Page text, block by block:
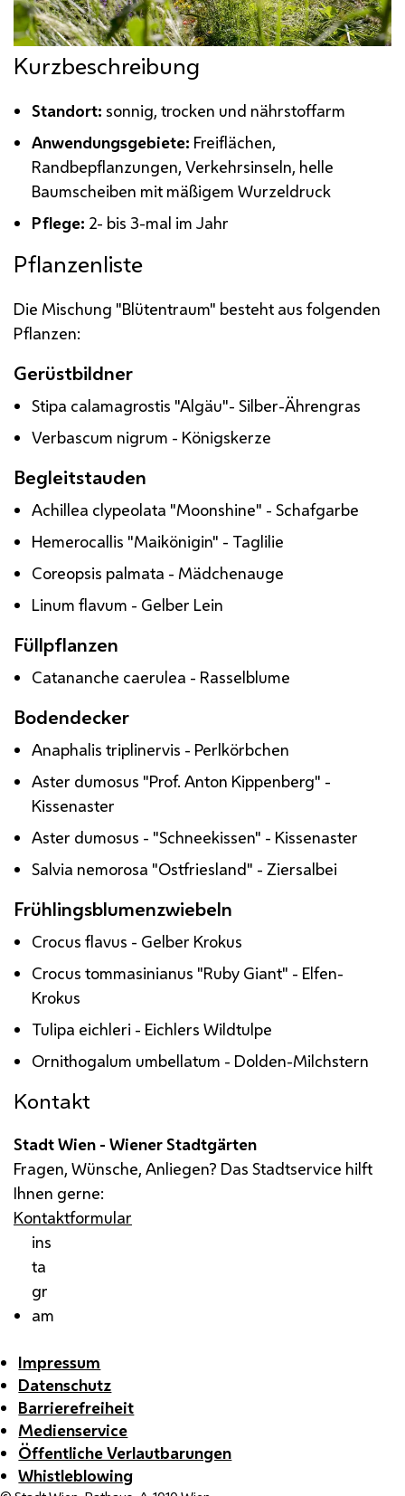
Kurzbeschreibung
Standort: sonnig, trocken und nährstoffarm
Anwendungsgebiete: Freiflächen,
Randbepflanzungen, Verkehrsinseln, helle
Baumscheiben mit mäßigem Wurzeldruck
Pflege: 2- bis 3-mal im Jahr
Pflanzenliste
Die Mischung "Blütentraum" besteht aus folgenden
Pflanzen:
Gerüstbildner
Stipa calamagrostis "Algäu"- Silber-Ährengras
Verbascum nigrum - Königskerze
Begleitstauden
Achillea clypeolata "Moonshine" - Schafgarbe
Hemerocallis "Maikönigin" - Taglilie
Coreopsis palmata - Mädchenauge
Linum flavum - Gelber Lein
Füllpflanzen
Catananche caerulea - Rasselblume
Bodendecker
Anaphalis triplinervis - Perlkörbchen
Aster dumosus "Prof. Anton Kippenberg" -
Kissenaster
Aster dumosus - "Schneekissen" - Kissenaster
Salvia nemorosa "Ostfriesland" - Ziersalbei
Frühlingsblumenzwiebeln
Crocus flavus - Gelber Krokus
Crocus tommasinianus "Ruby Giant" - Elfen-
Krokus
Tulipa eichleri - Eichlers Wildtulpe
Ornithogalum umbellatum - Dolden-Milchstern
Kontakt
Stadt Wien - Wiener Stadtgärten
Fragen, Wünsche, Anliegen? Das Stadtservice hilft
Ihnen gerne:
Kontaktformular
ins
ta
gr
am
Impressum
Datenschutz
Barrierefreiheit
Medienservice
Öffentliche Verlautbarungen
Whistleblowing